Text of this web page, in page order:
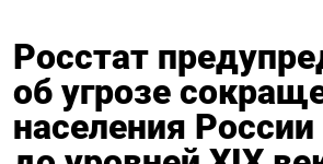
Росстат
об угрозе
населения России